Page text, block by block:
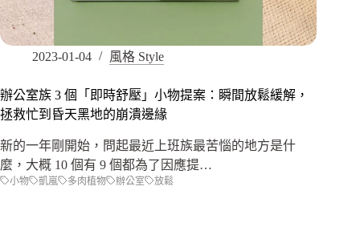
2023-01-04 風格 Style
辦公室族 3 個「即時舒壓」小物提案：瞬間放鬆緩解，
拯救忙到昏天黑地的崩潰邊緣
新的一年剛開始，問起最近上班族最苦惱的地方是什
麼，大概 10 個有 9 個都為了因應提…
小物 凱嵐 多肉植物 辦公室 放鬆